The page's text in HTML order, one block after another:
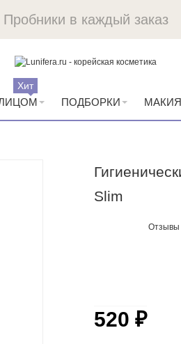
Пробники в каждый заказ
Хит
ПОДБОРКИ
Slim
Отзывы
520 ₽